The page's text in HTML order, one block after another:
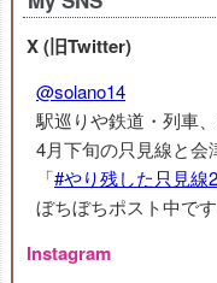
X (旧Twitter)
@solano14
駅巡りや鉄道・列車
4月下旬の只見線と会
「#やり残した只見線
ぼちぼちポスト中です
Instagram